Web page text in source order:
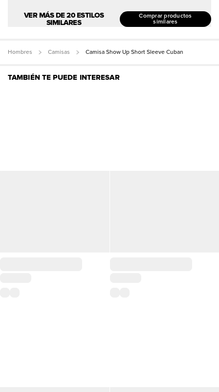
VER MÁS DE 20 ESTILOS
SIMILARES
Comprar productos
similares
Hombres Camisas Camisa Show Up Short Sleeve Cuban
TAMBIÉN TE PUEDE INTERESAR